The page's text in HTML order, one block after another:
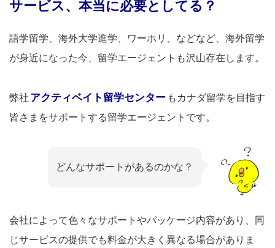
サービス、本当に必要としてる？
語学留学、海外大学進学、ワーホリ、などなど、海外留学
が身近になった今、留学エージェントも沢山存在します。
弊社 アクティベイト留学センター もカナダ留学を目指す
皆さまをサポートする留学エージェントです。
どんなサポートがあるのかな？
会社によって色々なサポートやパッケージ内容があり、同
じサービスの提供でも料金が大きく異なる場合がありま